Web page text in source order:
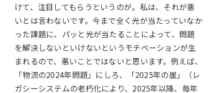
けて、注目してもらうというのが。私は、それが悪
いとは言わないです。今まで全く光が当たっていなか
った課題に、パッと光が当たることによって、問題
を解決しないといけないというモチベーションが生
まれるので、悪いことではないと思います。例えば、
「物流の2024年問題」にしろ、「2025年の崖」（レ
ガシーシステムの老朽化により、2025年以降、毎年